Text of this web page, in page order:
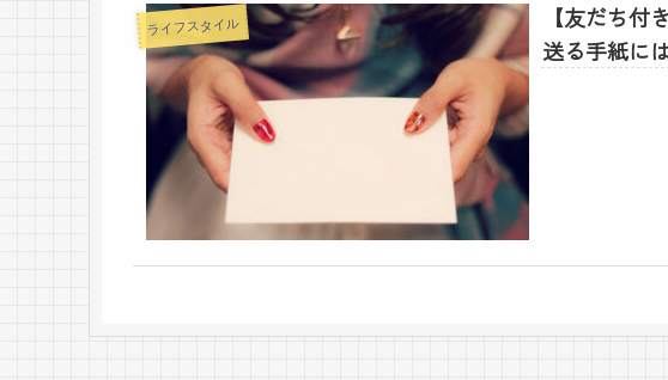
ライフスタイル
【友だち
送る手紙に